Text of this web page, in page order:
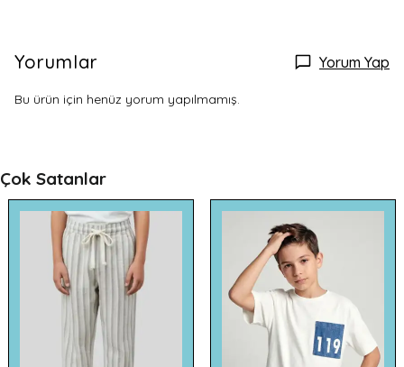
Yorumlar Yorum Yap
Bu ürün için henüz yorum yapılmamış.
Çok Satanlar